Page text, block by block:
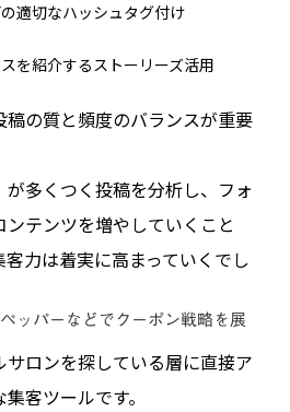
適切なハッシュタグ付け
を紹介するストーリーズ活用
の質と頻度のバランスが重要
が多くつく投稿を分析し、フォ
テンツを増やしていくこと
力は着実に高まっていくでし
ッパーなどでクーポン戦略を展
ロンを探している層に直接ア
客ツールです。